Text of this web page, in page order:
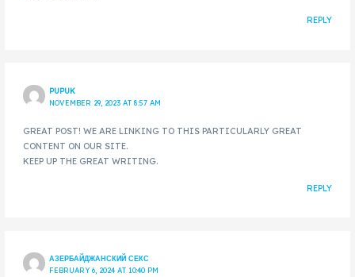
REPLY
PUPUK
NOVEMBER 29, 2023 AT 8:57 AM
GREAT POST! WE ARE LINKING TO THIS PARTICULARLY GREAT
CONTENT ON OUR SITE.
KEEP UP THE GREAT WRITING.
REPLY
АЗЕРБАЙДЖАНСКИЙ СЕКС
FEBRUARY 6, 2024 AT 10:40 PM